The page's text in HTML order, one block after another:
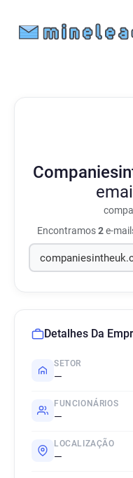
Encontramos2e-
Detalhes Da
SETOR
—
FUNCIONÁRIOS
—
LOCALIZAÇÃO
—